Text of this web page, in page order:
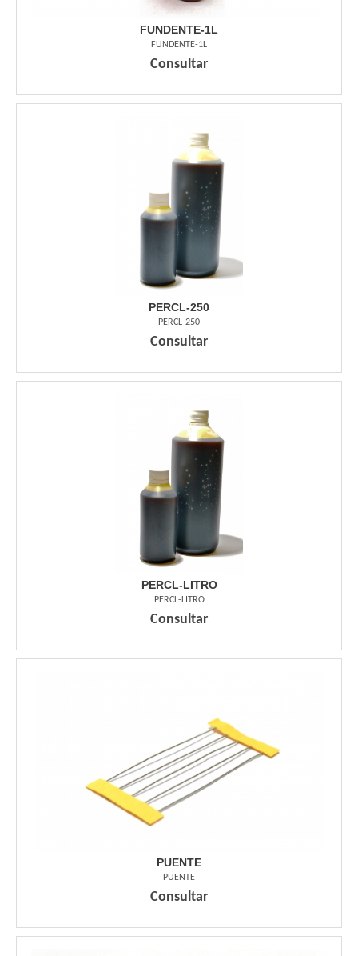
FUNDENTE-1L
FUNDENTE-1L
Consultar
PERCL-250
PERCL-250
Consultar
PERCL-LITRO
PERCL-LITRO
Consultar
PUENTE
PUENTE
Consultar